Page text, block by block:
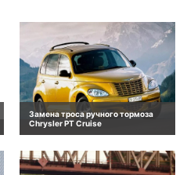
Замена троса ручного тормоза
Chrysler PT Cruise